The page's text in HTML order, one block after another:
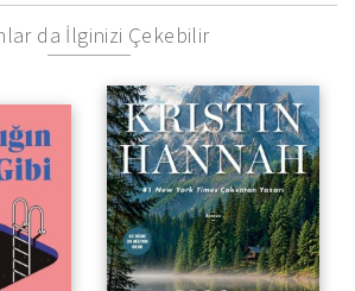
da İlginizi Çekebilir